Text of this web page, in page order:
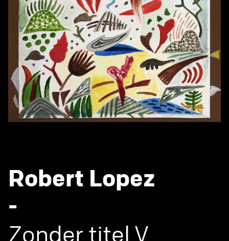
Robert Lopez
-
Zonder titel V